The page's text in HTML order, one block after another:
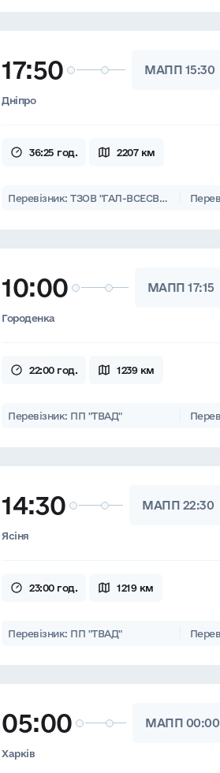
17:50 МАПП 15:30
Дніпро
36:25 год. 2207 км
Перевізник: ТЗОВ "ГАЛ-ВСЕСВІТ", ТОВ "ЛЬВІВСЬКЕ АТП-14631"
10:00 МАПП 17:15
Городенка
22:00 год. 1239 км
Перевізник: ПП "ТВАД"
14:30 МАПП 22:30
Ясіня
23:00 год. 1219 км
Перевізник: ПП "ТВАД"
05:00 МАПП 00:00
Харків